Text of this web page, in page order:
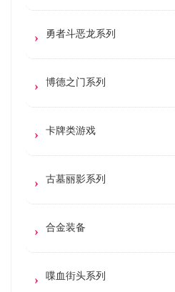
勇者斗恶龙系列
博德之门系列
卡牌类游戏
古墓丽影系列
合金装备
喋血街头系列